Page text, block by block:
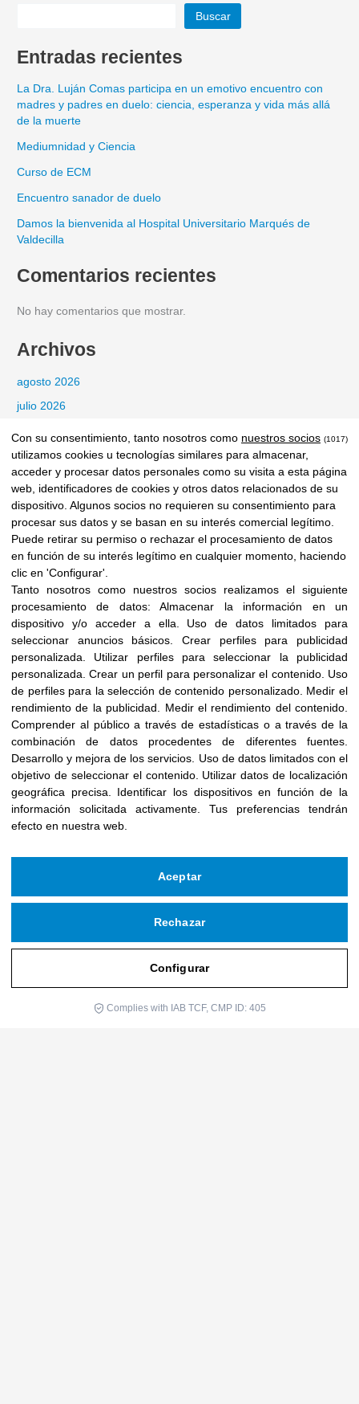
Buscar
Entradas recientes
La Dra. Luján Comas participa en un emotivo encuentro con
madres y padres en duelo: ciencia, esperanza y vida más allá
de la muerte
Mediumnidad y Ciencia
Curso de ECM
Encuentro sanador de duelo
Damos la bienvenida al Hospital Universitario Marqués de
Valdecilla
Comentarios recientes
No hay comentarios que mostrar.
Archivos
agosto 2026
julio 2026
mayo 2026
marzo 2026
febrero 2026
enero 2026
diciembre 2025
noviembre 2025
octubre 2025
septiembre 2025
julio 2025
junio 2025
mayo 2025
abril 2025
marzo 2025
febrero 2025
enero 2025
agosto 2024
mayo 2024
Con su consentimiento, tanto nosotros como nuestros socios (1017)
utilizamos cookies u tecnologías similares para almacenar,
acceder y procesar datos personales como su visita a esta página
web, identificadores de cookies y otros datos relacionados de su
dispositivo. Algunos socios no requieren su consentimiento para
procesar sus datos y se basan en su interés comercial legítimo.
Puede retirar su permiso o rechazar el procesamiento de datos
en función de su interés legítimo en cualquier momento, haciendo
clic en 'Configurar'.
Tanto nosotros como nuestros socios realizamos el siguiente
procesamiento de datos:Almacenar la información en un
dispositivo y/o acceder a ella
Uso de datos limitados para
seleccionar anuncios básicos .Crear perfiles para publicidad
personalizada
Utilizar perfiles para seleccionar la publicidad
personalizada .Crear un perfil para personalizar el contenido. Uso
de perfiles para la selección de contenido personalizado. Medir el
rendimiento de la publicidad
Medir el rendimiento del contenido
Comprender al público a través de estadísticas o a través de la
combinación de datos procedentes de diferentes fuentes
Desarrollo y mejora de los servicios
Uso de datos limitados con el
objetivo de seleccionar el contenido. Utilizar datos de localización
geográfica precisa
Identificar los dispositivos en función de la
información solicitada activamente
Tus preferencias tendrán
efecto en nuestra web.
Configurar
Rechazar
Aceptar
Complies with IAB TCF, CMP ID: 405